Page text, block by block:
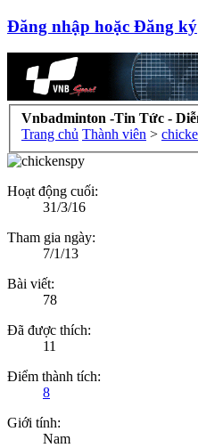
Đăng nhập hoặc Đăng ký
Vnbadminton -Tin Tức -
Trang chủ Thành viên >
Hoạt động cuối:
31/3/16
Tham gia ngày:
7/1/13
Bài viết:
78
Đã được thích:
11
Điểm thành tích:
8
Giới tính:
Nam